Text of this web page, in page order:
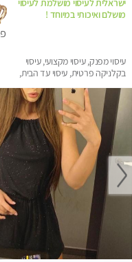
ישראלית לעיסוי מושלמת לעיסוי
מושלם ואיכותי במיוחד !
עיסוי מפנק, עיסוי מקצועי, עיסוי
בקלניקה פרטית, עיסוי עד הבית,